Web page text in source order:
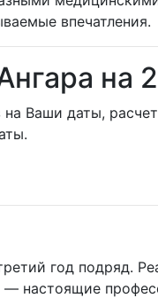
впечатления.
на
Ваши даты,
год подряд.
настоящие